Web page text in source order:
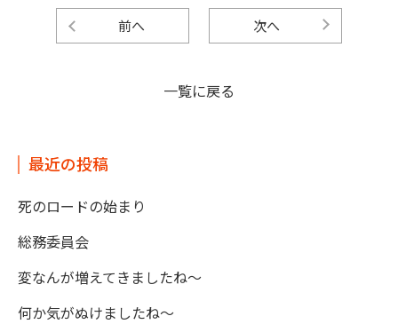
前へ 次へ
一覧に戻る
最近の投稿
死のロードの始まり
総務委員会
変なんが増えてきましたね～
何か気がぬけましたね～